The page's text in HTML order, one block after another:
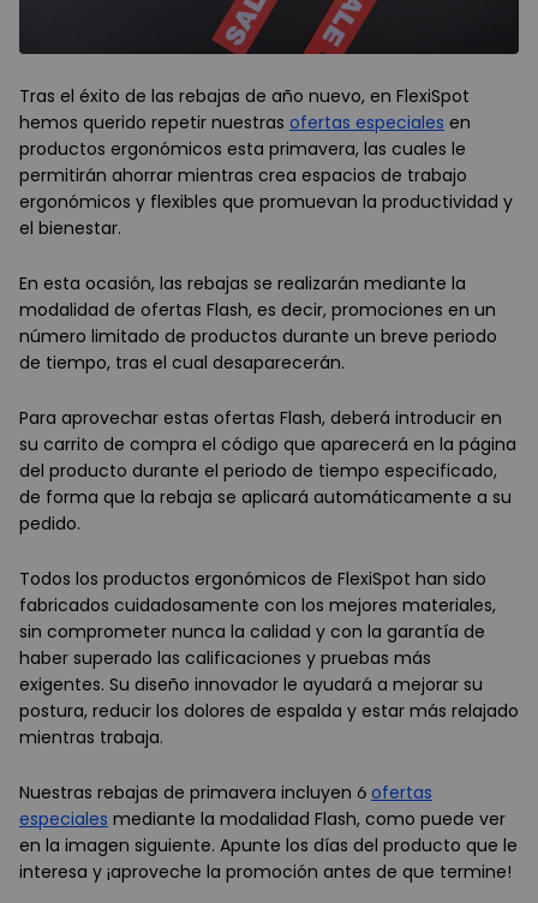
Tras el éxito de las rebajas de año nuevo, en FlexiSpot
hemos querido repetir nuestras ofertas especiales en
productos ergonómicos esta primavera, las cuales le
permitirán ahorrar mientras crea espacios de trabajo
ergonómicos y flexibles que promuevan la productividad y
el bienestar.
En esta ocasión, las rebajas se realizarán mediante la
modalidad de ofertas Flash, es decir, promociones en un
número limitado de productos durante un breve periodo
de tiempo, tras el cual desaparecerán.
Para aprovechar estas ofertas Flash, deberá introducir en
su carrito de compra el código que aparecerá en la página
del producto durante el periodo de tiempo especificado,
de forma que la rebaja se aplicará automáticamente a su
pedido.
Todos los productos ergonómicos de FlexiSpot han sido
fabricados cuidadosamente con los mejores materiales,
sin comprometer nunca la calidad y con la garantía de
haber superado las calificaciones y pruebas más
exigentes. Su diseño innovador le ayudará a mejorar su
postura, reducir los dolores de espalda y estar más relajado
mientras trabaja.
Nuestras rebajas de primavera incluyen 6 ofertas
especiales mediante la modalidad Flash, como puede ver
en la imagen siguiente. Apunte los días del producto que le
interesa y ¡aproveche la promoción antes de que termine!